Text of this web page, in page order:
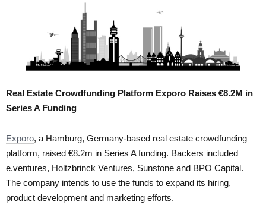
Real Estate Crowdfunding Platform Exporo Raises €8.2M in
Series A Funding
Exporo, a Hamburg, Germany-based real estate crowdfunding
platform, raised €8.2m in Series A funding. Backers included
e.ventures, Holtzbrinck Ventures, Sunstone and BPO Capital.
The company intends to use the funds to expand its hiring,
product development and marketing efforts.